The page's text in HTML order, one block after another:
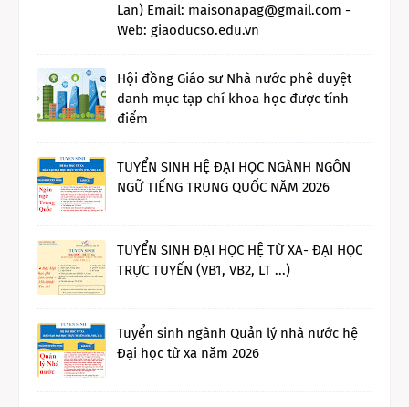
Lan) Email: maisonapag@gmail.com -
Web: giaoducso.edu.vn
Hội đồng Giáo sư Nhà nước phê duyệt
danh mục tạp chí khoa học được tính
điểm
TUYỂN SINH HỆ ĐẠI HỌC NGÀNH NGÔN
NGỮ TIẾNG TRUNG QUỐC NĂM 2026
TUYỂN SINH ĐẠI HỌC HỆ TỪ XA- ĐẠI HỌC
TRỰC TUYẾN (VB1, VB2, LT ...)
Tuyển sinh ngành Quản lý nhà nước hệ
Đại học từ xa năm 2026